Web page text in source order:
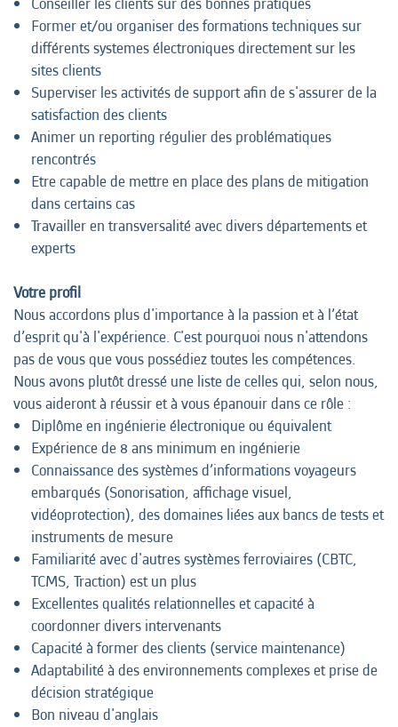
Former et/ou organiser des formations techniques sur
différents systemes électroniques directement sur les
sites clients
Superviser les activités de support afin de s'assurer de la
satisfaction des clients
Animer un reporting régulier des problématiques
rencontrés
Etre capable de mettre en place des plans de mitigation
dans certains cas
Travailler en transversalité avec divers départements et
experts
Votre profil
Nous accordons plus d'importance à la passion et à l’état
d’esprit qu'à l'expérience. C'est pourquoi nous n'attendons
pas de vous que vous possédiez toutes les compétences.
Nous avons plutôt dressé une liste de celles qui, selon nous,
vous aideront à réussir et à vous épanouir dans ce rôle :
Diplôme en ingénierie électronique ou équivalent
Expérience de 8 ans minimum en ingénierie
Connaissance des systèmes d’informations voyageurs
embarqués (Sonorisation, affichage visuel,
vidéoprotection), des domaines liées aux bancs de tests et
instruments de mesure
Familiarité avec d'autres systèmes ferroviaires (CBTC,
TCMS, Traction) est un plus
Excellentes qualités relationnelles et capacité à
coordonner divers intervenants
Capacité à former des clients (service maintenance)
Adaptabilité à des environnements complexes et prise de
décision stratégique
Bon niveau d'anglais